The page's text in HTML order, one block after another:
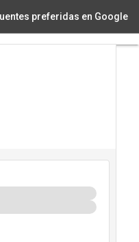
preferidas en Google